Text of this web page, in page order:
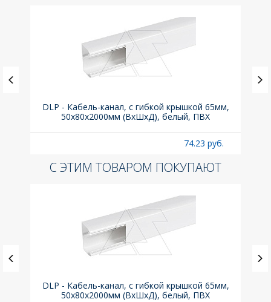
DLP - Кабель-канал, с гибкой крышкой 65мм,
50x80х2000мм (ВхШхД), белый, ПВХ
74.23 руб.
С ЭТИМ ТОВАРОМ ПОКУПАЮТ
DLP - Кабель-канал, с гибкой крышкой 65мм,
50x80х2000мм (ВхШхД), белый, ПВХ